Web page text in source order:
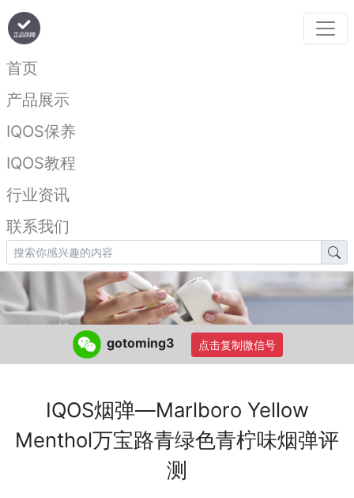
首页
产品展示
IQOS保养
IQOS教程
行业资讯
联系我们
IQOS烟弹—Marlboro Yellow
Menthol万宝路青绿色青柠味烟弹评
测
gotoming3 点击复制微信号